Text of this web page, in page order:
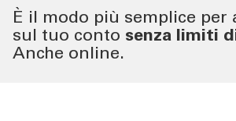
ATTUALITÀ
È il modo più semplice per
sul tuo conto senza limiti
Anche online.